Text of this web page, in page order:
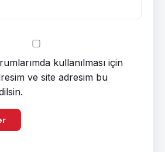
kullanılması için
ve site adresim bu